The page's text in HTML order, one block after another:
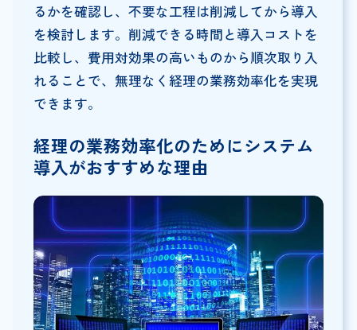
るかを確認し、不要な工程は削減してから導入
を検討します。削減できる時間と導入コストを
比較し、費用対効果の高いものから順次取り入
れることで、無理なく経理の業務効率化を実現
できます。
経理の業務効率化のためにシステム
導入がおすすめな理由